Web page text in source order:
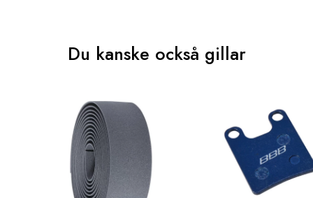
Du kanske också gillar